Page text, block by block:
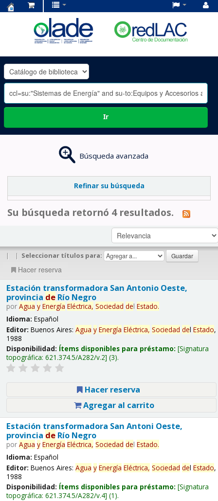
OLADE
-
Ir
Búsqueda avanzada
Refinar su búsqueda
Su búsqueda retornó 4 resultados.
| | Seleccionar títulos para:
Hacer reserva
Estación transformadora San Antonio Oeste,
provincia deRío Negro
por Agua y Energía Eléctrica, Sociedad del Estado.
Idioma: Español
Editor: Buenos Aires: Agua y Energía Eléctrica, Sociedad del Estado,
1988
Disponibilidad: Ítems disponibles para préstamo: Signatura
topográfica: 621.374.5/A282/v.2 (3).
Hacer reserva
Agregar al carrito
Estación transformadora San Antoni Oeste,
provincia deRío Negro
por Agua y Energía Eléctrica, Sociedad del Estado.
Idioma: Español
Editor: Buenos Aires: Agua y Energía Eléctrica, Sociedad del Estado,
1988
Disponibilidad: Ítems disponibles para préstamo: Signatura
topográfica: 621.374.5/A282/v.4 (1).